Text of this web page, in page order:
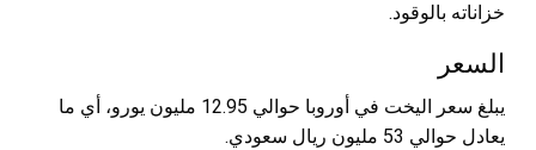
خزاناته بالوقود.
السعر
يبلغ سعر اليخت في أوروبا حوالي 12.95 مليون يورو، أي ما
يعادل حوالي 53 مليون ريال سعودي.